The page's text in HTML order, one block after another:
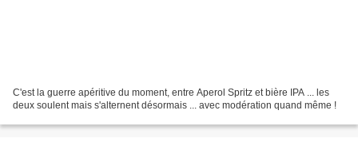
C'est la guerre apéritive du moment, entre Aperol Spritz et bière IPA ... les
deux soulent mais s'alternent désormais ... avec modération quand même !